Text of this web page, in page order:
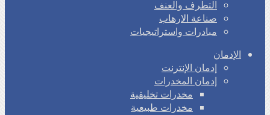
التطرف والعنف
صناعة الارهاب
مبادرات واستراتيجيات
الإدمان
إدمان الإنترنت
إدمان المخدرات
مخدرات تخليقية
مخدرات طبيعية